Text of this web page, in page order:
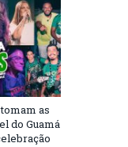
as
do Guamá